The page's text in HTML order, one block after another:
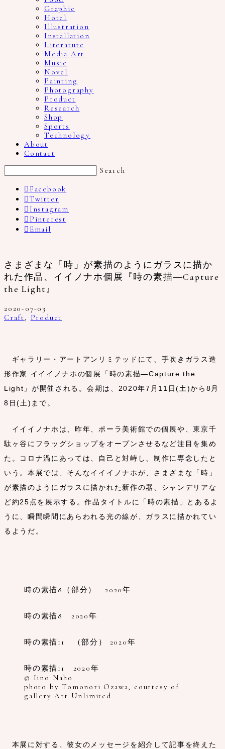
Graphic
Hotel
Illustration
Installation
Literature
Media Art
Music
Novel
Painting
Photography
Product
Research
Shop
Sports
Technology
About
Contact
Search
Facebook
Twitter
Instagram
Pinterest
Email
さまざまな「時」が素描のようにガラスに描か
れた作品、イイノナホ個展『時の素描―Capture
the Light』
2020-07-03
Craft, Product
ギャラリー・アートアンリミテッドにて、手吹きガラス造
形作家 イイイノナホの個展「時の素描―Capture the
Light」が開催される。会期は、2020年7月11日(土)から8月
8日(土)まで。
イイイノナホは、昨年、ポーラ美術館での個展や、東京千
駄ヶ谷にフラッグショップをオープンさせるなど注目を集め
た。コロナ渦にあっては、自己と対峙し、制作に専念したと
いう。本展では、そんなイイイノナホが、さまざまな「時」
が素描のようにガラスに描かれた新作の器、シャンデリアな
ど約25点を展示する。作品タイトルに「時の素描」とあるよ
うに、瞬間瞬間にあらわれる光の線が、ガラスに描かれてい
るようだ。
時の素描8（部分） 2020年
時の素描8 2020年
時の素描11 （部分） 2020年
時の素描11 2020年
© Iino Naho
photo by Tomonori Ozawa, courtesy of
gallery Art Unlimited
本展に対する、彼女のメッセージを紹介して記事を終えた